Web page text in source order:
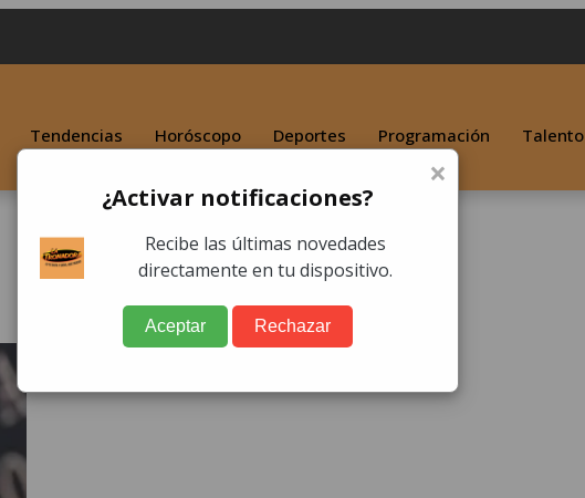
Tendencias Horóscopo Deportes Programación Talento
×
¿Activar notificaciones?
Recibe las últimas novedades
directamente en tu dispositivo.
Aceptar Rechazar